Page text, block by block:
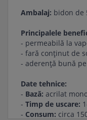
Ambalaj: bidon de
Principalele
- permeabilă la
- fară conţinut de
- aderenţă bună
Date tehnice:
- Bază: acrilat
- Timp de uscare:
- Consum: circa